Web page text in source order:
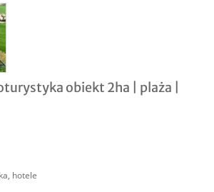
obiekt 2ha | plaża |
hotele